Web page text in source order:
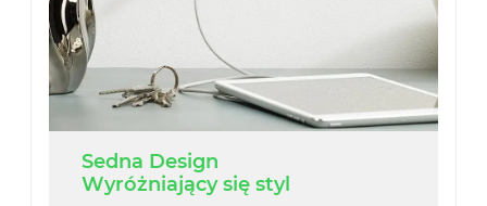
Sedna Design
Wyróżniający się styl